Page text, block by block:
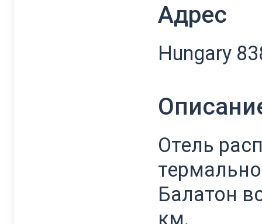
Адрес
Hungary
Отель
Балатон
км.